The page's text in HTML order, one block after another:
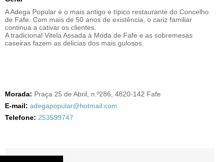
A Adega Popular é o mais antigo e típico restaurante do Concelho
de Fafe. Com mais de 50 anos de existência, o cariz familiar
continua a cativar os clientes.
A tradicional Vitela Assada à Moda de Fafe e as sobremesas
caseiras fazem as delicias dos mais gulosos.
Morada: Praça 25 de Abril, n.º286, 4820-142 Fafe
E-mail: adegapopular@hotmail.com
Telefone: 253599747